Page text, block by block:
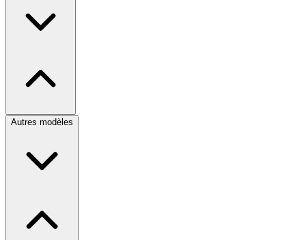
Autres modèles